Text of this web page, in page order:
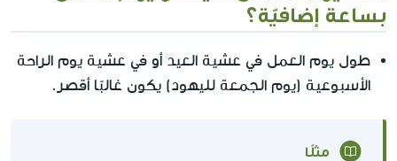
بساعة إضافيّة؟
طول يوم العمل في عشية العيد أو في عشية يوم الراحة
الأسبوعية (يوم الجمعة لليهود) يكون غالبًا أقصر.
مثلًا